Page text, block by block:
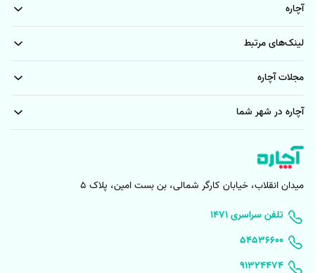
آچاره
لینک‌های مرتبط
مجلات آچاره
آچاره در شهر شما
میدان انقلاب، خیابان کارگر شمالی، بن بست امین، پلاک 5
۱۴۷۱ تلفن سراسری
۵۴۵۳۶۶۰۰
91324474